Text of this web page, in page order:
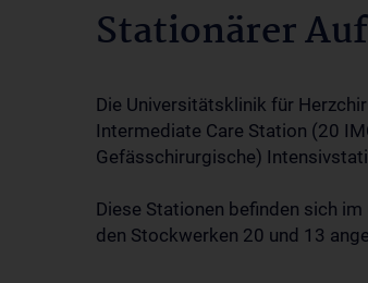
Stationärer
Die Universitätsklinik für
Intermediate Care Station (20
Gefässchirurgische)
Diese Stationen befinden sich
den Stockwerken 20 und 13